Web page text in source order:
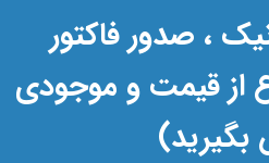
، صدور فاکتور
از قیمت و موجودی